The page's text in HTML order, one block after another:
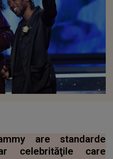
are standarde
celebrităţile care